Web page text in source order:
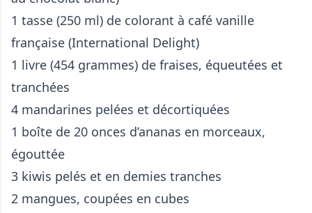
1 tasse (250 ml) de colorant à café vanille
française (International Delight)
1 livre (454 grammes) de fraises, équeutées et
tranchées
4 mandarines pelées et décortiquées
1 boîte de 20 onces d’ananas en morceaux,
égouttée
3 kiwis pelés et en demies tranches
2 mangues, coupées en cubes